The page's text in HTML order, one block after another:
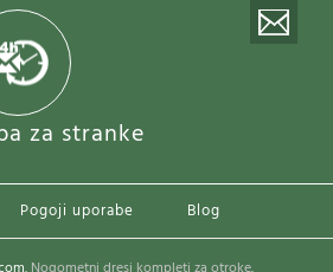
za stranke
Pogoji uporabe Blog